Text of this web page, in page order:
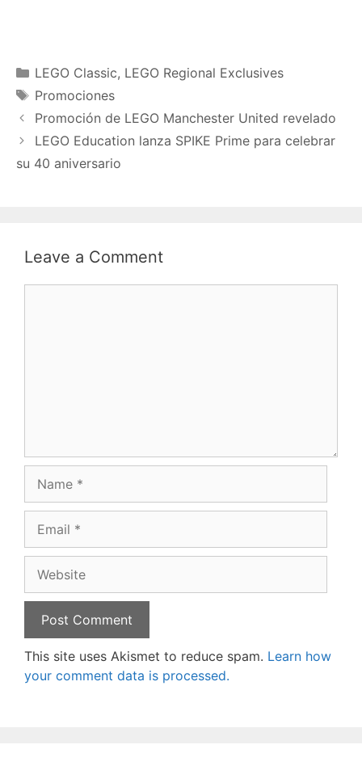
Categories
LEGO Classic, LEGO Regional Exclusives
Tags
Promociones
Promoción de LEGO Manchester United revelado
LEGO Education lanza SPIKE Prime para celebrar
su 40 aniversario
Leave a Comment
This site uses Akismet to reduce spam. Learn how
your comment data is processed.